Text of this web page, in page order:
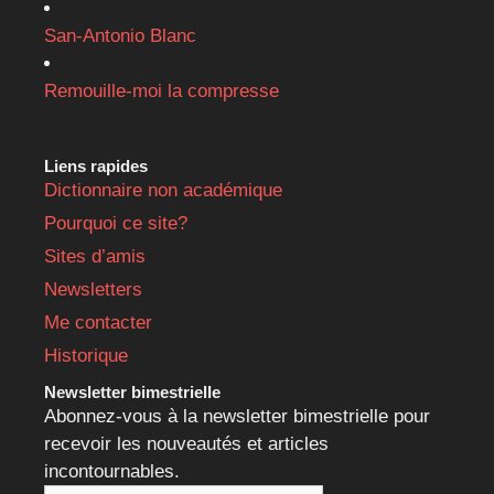
San-Antonio Blanc
Remouille-moi la compresse
Liens rapides
Dictionnaire non académique
Pourquoi ce site?
Sites d’amis
Newsletters
Me contacter
Historique
Newsletter bimestrielle
Abonnez-vous à la newsletter bimestrielle pour
recevoir les nouveautés et articles
incontournables.